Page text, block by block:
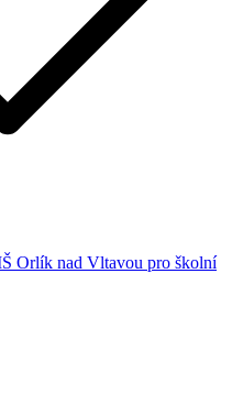
Orlík nad Vltavou pro školní